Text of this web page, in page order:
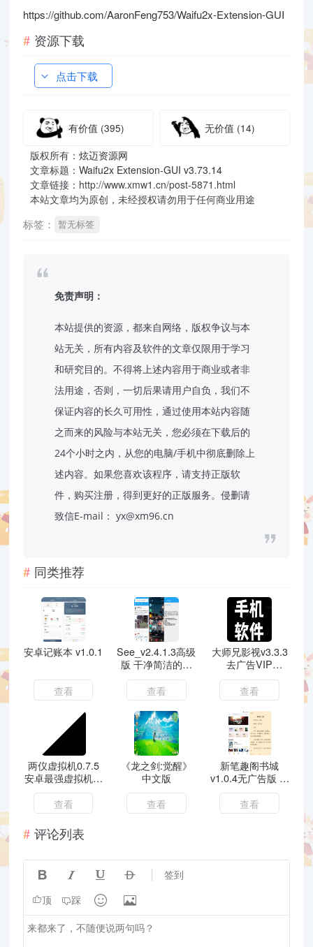
https://github.com/AaronFeng753/Waifu2x-Extension-GUI
资源下载
点击下载
有价值 (395) 无价值 (14)
版权所有：炫迈资源网
文章标题：Waifu2x Extension-GUI v3.73.14
文章链接：http://www.xmw1.cn/post-5871.html
本站文章均为原创，未经授权请勿用于任何商业用途
标签： 暂无标签
免责声明：
本站提供的资源，都来自网络，版权争议与本
站无关，所有内容及软件的文章仅限用于学习
和研究目的。不得将上述内容用于商业或者非
法用途，否则，一切后果请用户自负，我们不
保证内容的长久可用性，通过使用本站内容随
之而来的风险与本站无关，您必须在下载后的
24个小时之内，从您的电脑/手机中彻底删除上
述内容。如果您喜欢该程序，请支持正版软
件，购买注册，得到更好的正版服务。侵删请
致信E-mail： yx@xm96.cn
同类推荐
安卓记账本 v1.0.1
查看
See_v2.4.1.3高级
版 干净简洁的三
方版微博
查看
大师兄影视v3.3.3
去广告VIP
版-1080p画质/极
速点播
查看
两仪虚拟机0.7.5
安卓最强虚拟机永
久免费 兼容性强
查看
《龙之剑:觉醒》
中文版
查看
新笔趣阁书城
v1.0.4无广告版 小
说必备
查看
评论列表
    签到
顶 踩  